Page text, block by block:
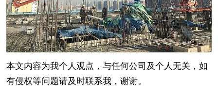
本文内容为我个人观点，与任何公司及个人无关，如
有侵权等问题请及时联系我，谢谢。